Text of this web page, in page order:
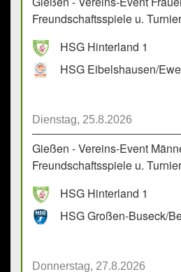
Freundschaftsspiele u.
HSG Hinterland 1
Dienstag, 25.8.2026
Gießen - Vereins-Event
Freundschaftsspiele u.
HSG Hinterland 1
Donnerstag, 27.8.2026